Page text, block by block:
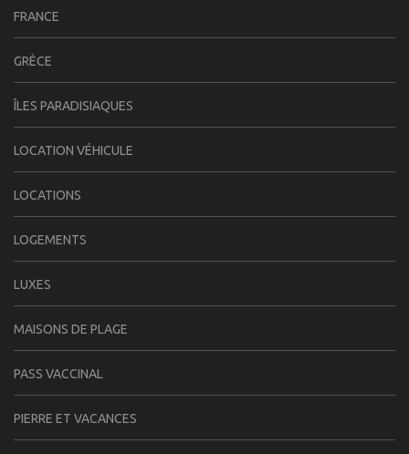
FRANCE
GRÈCE
ÎLES PARADISIAQUES
LOCATION VÉHICULE
LOCATIONS
LOGEMENTS
LUXES
MAISONS DE PLAGE
PASS VACCINAL
PIERRE ET VACANCES